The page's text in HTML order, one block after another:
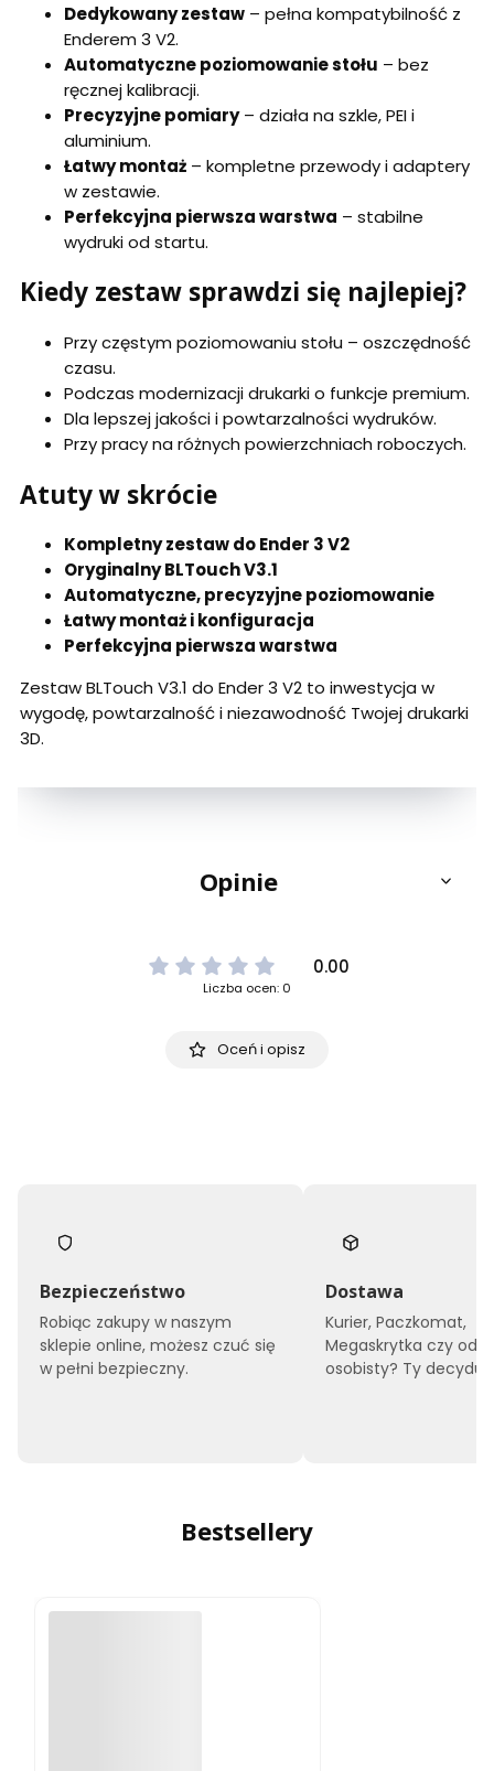
Dedykowany zestaw – pełna kompatybilność z
Enderem 3 V2.
Automatyczne poziomowanie stołu – bez
ręcznej kalibracji.
Precyzyjne pomiary– działa na szkle, PEI i
aluminium.
Łatwy montaż – kompletne przewody i adaptery
w zestawie.
Perfekcyjna pierwsza warstwa – stabilne
wydruki od startu.
Kiedy zestaw sprawdzi się najlepiej?
Przy częstym poziomowaniu stołu – oszczędność
czasu.
Podczas modernizacji drukarki o funkcje premium.
Dla lepszej jakości i powtarzalności wydruków.
Przy pracy na różnych powierzchniach roboczych.
Atuty w skrócie
Kompletny zestaw do Ender 3 V2
Oryginalny BLTouch V3.1
Automatyczne, precyzyjne poziomowanie
Łatwy montaż i konfiguracja
Perfekcyjna pierwsza warstwa
Zestaw BLTouch V3.1 do Ender 3 V2 to inwestycja w
wygodę, powtarzalność i niezawodność Twojej drukarki
3D.
Opinie
0.00
Liczba ocen: 0
Oceń i opisz
Bezpieczeństwo
Robiąc zakupy w naszym
sklepie online, możesz czuć się
w pełni bezpieczny.
Dostawa
Kurier, Paczkomat,
Megaskrytka czy
osobisty? Ty
Bestsellery